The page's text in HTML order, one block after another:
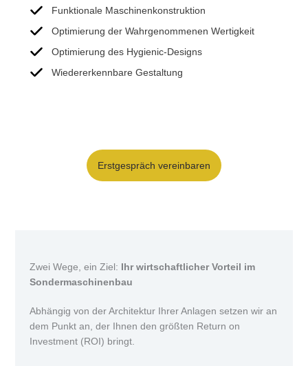
Funktionale Maschinenkonstruktion
Optimierung der Wahrgenommenen Wertigkeit
Optimierung des Hygienic-Designs
Wiedererkennbare Gestaltung
Erstgespräch vereinbaren
Zwei Wege, ein Ziel: Ihr wirtschaftlicher Vorteil im
Sondermaschinenbau
Abhängig von der Architektur Ihrer Anlagen setzen wir an
dem Punkt an, der Ihnen den größten Return on
Investment (ROI) bringt.